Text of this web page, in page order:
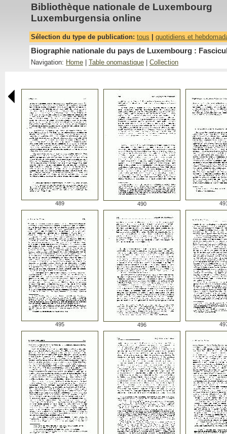
Bibliothèque nationale de Luxembourg
Luxemburgensia online
Sélection du type de publication: tous quotidiens et
Biographie nationale du pays de Luxembourg :
Navigation: Home Table onomastique Collection
489 490
495 496